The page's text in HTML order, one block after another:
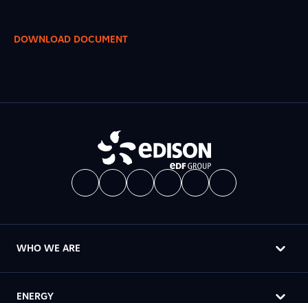
DOWNLOAD DOCUMENT
WHO WE ARE
ENERGY